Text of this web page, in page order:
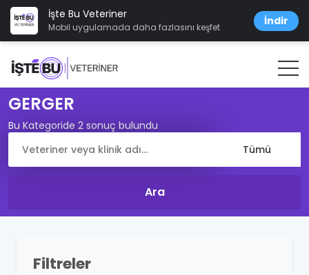
İşte Bu Veteriner
Mobil uygulamada daha fazlasını keşfet İndir
GERGER
Bu Kategoride 2 sonuç bulundu
Filtreler